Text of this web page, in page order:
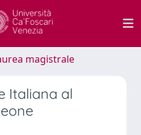
magistrale
Italiana al